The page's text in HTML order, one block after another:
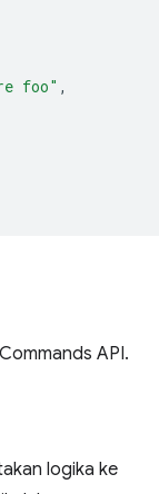
foo" ,
API.
logika ke